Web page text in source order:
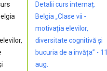
Detalii curs internaț.
Belgia „Clase vii -
motivația elevilor,
diversitate cognitivă și
bucuria de a învăța” - 11
aug.